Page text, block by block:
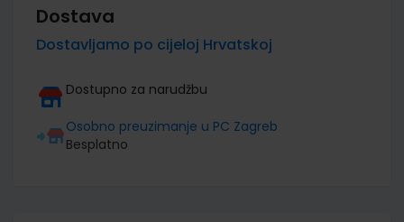
Dostava
Dostavljamo po cijeloj Hrvatskoj
Dostupno za narudžbu
Osobno preuzimanje u PC Zagreb
Besplatno